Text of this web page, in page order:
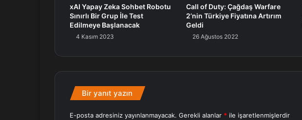
xAI Yapay Zeka Sohbet Robotu
Sınırlı Bir Grup İle Test
Edilmeye Başlanacak
4 Kasım 2023
Call of Duty: Çağdaş Warfare
2’nin Türkiye Fiyatına Artırım
Geldi
26 Ağustos 2022
Bir yanıt yazın
E-posta adresiniz yayınlanmayacak. Gerekli alanlar * ile işaretlenmişlerdir